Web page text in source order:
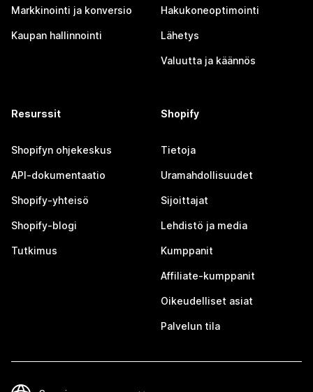
Markkinointi ja konversio
Kaupan hallinnointi
Hakukoneoptimointi
Lähetys
Valuutta ja käännös
Resurssit
Shopifyn ohjekeskus
API-dokumentaatio
Shopify-yhteisö
Shopify-blogi
Tutkimus
Shopify
Tietoja
Uramahdollisuudet
Sijoittajat
Lehdistö ja media
Kumppanit
Affiliate-kumppanit
Oikeudelliset asiat
Palvelun tila